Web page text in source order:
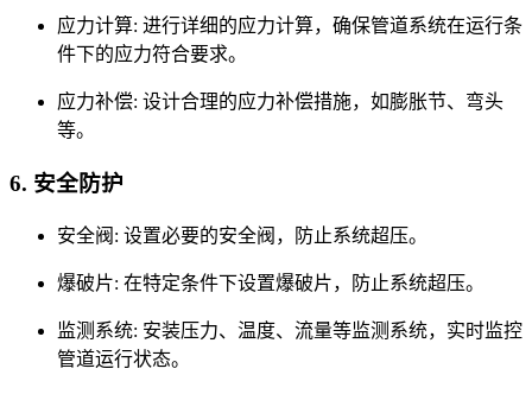
应力计算: 进行详细的应力计算，确保管道系统在运行条
件下的应力符合要求。
应力补偿: 设计合理的应力补偿措施，如膨胀节、弯头
等。
6. 安全防护
安全阀: 设置必要的安全阀，防止系统超压。
爆破片: 在特定条件下设置爆破片，防止系统超压。
监测系统: 安装压力、温度、流量等监测系统，实时监控
管道运行状态。